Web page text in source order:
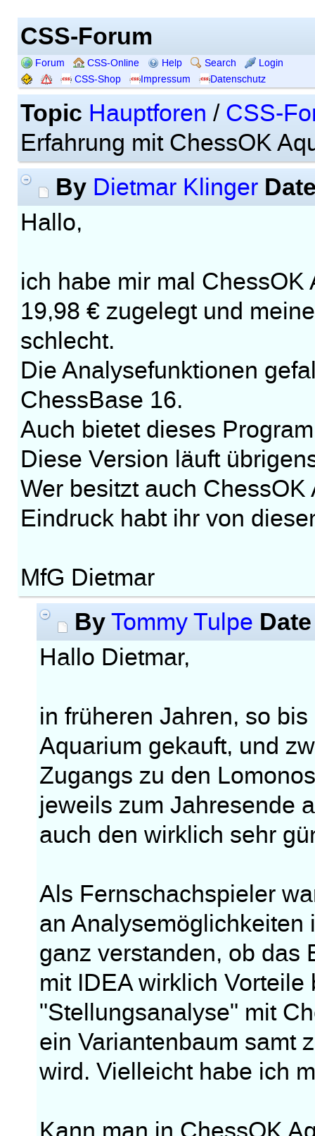
CSS-Forum
Forum CSS-Online Help Search
Login
CSS-Shop
Impressum Datenschutz
Topic Hauptforen / CSS-
Erfahrung mit ChessOK
By Dietmar Klinger
Hallo,
ich habe mir mal
19,98 € zugelegt und
schlecht.
Die Analysefunktionen
ChessBase 16.
Auch bietet dieses
Diese Version läuft
Wer besitzt auch
Eindruck habt ihr von
MfG Dietmar
By Tommy Tulpe Date
Hallo Dietmar,
in früheren Jahren, so
Aquarium gekauft, und
Zugangs zu den
jeweils zum Jahresende
auch den wirklich sehr
Als Fernschachspieler
an
ganz verstanden, ob das
mit IDEA wirklich
"Stellungsanalyse" mit
ein Variantenbaum samt
wird. Vielleicht habe ich